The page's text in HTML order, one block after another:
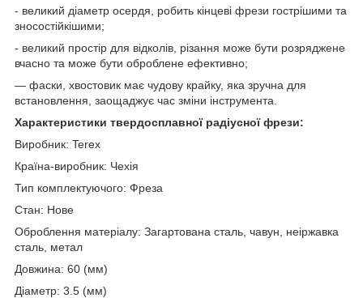
- великий діаметр осердя, робить кінцеві фрези гострішими та
зносостійкішими;
- великий простір для відколів, різання може бути розряджене
вчасно та може бути оброблене ефективно;
— фаски, хвостовик має чудову крайку, яка зручна для
встановлення, заощаджує час зміни інструмента.
Характеристики твердосплавної радіусної фрези:
Виробник: Terex
Країна-виробник: Чехія
Тип комплектуючого: Фреза
Стан: Нове
Оброблення матеріалу: Загартована сталь, чавун, неіржавка
сталь, метал
Довжина: 60 (мм)
Діаметр: 3.5 (мм)